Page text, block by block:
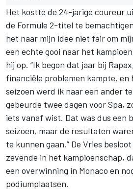
Het kostte de 24-jarige coureur
de Formule 2-titel te
het naar mijn idee niet fair om
een echte gooi naar het
hij op. “Ik begon dat jaar bij
financiële problemen kampte, en
seizoen werd ik naar een ander
gebeurde twee dagen voor Spa,
iets vanaf wist. Dat was dus een
seizoen, maar de resultaten
te kunnen gaan.” De Vries
zevende in het kampioenschap,
een overwinning in Monaco en
podiumplaatsen.